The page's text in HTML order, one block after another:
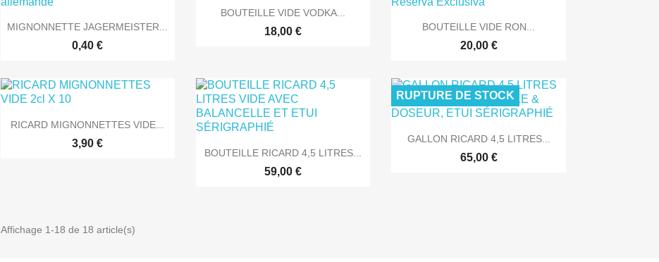
 Aperçu rapide
MIGNONNETTE JAGERMEISTER...
0,40 €
 Aperçu rapide
BOUTEILLE VIDE VODKA...
18,00 €  Aperçu rapide
BOUTEILLE VIDE RON...
20,00 €
 Aperçu rapide
RICARD MIGNONNETTES VIDE...
3,90 €  Aperçu rapide
BOUTEILLE RICARD 4,5 LITRES...
59,00 €
 Aperçu rapide
GALLON RICARD 4,5 LITRES...
65,00 €
RUPTURE DE STOCK
Affichage 1-18 de 18 article(s)